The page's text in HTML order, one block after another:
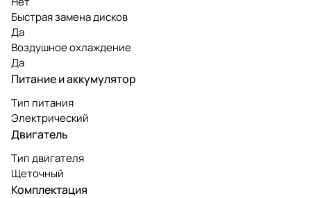
Быстрая замена дисков
Да
Воздушное охлаждение
Да
Питание и аккумулятор
Тип питания
Электрический
Двигатель
Тип двигателя
Щеточный
Комплектация